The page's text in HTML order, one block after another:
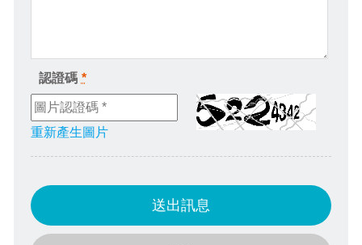
認證碼 *
重新產生圖片
送出訊息